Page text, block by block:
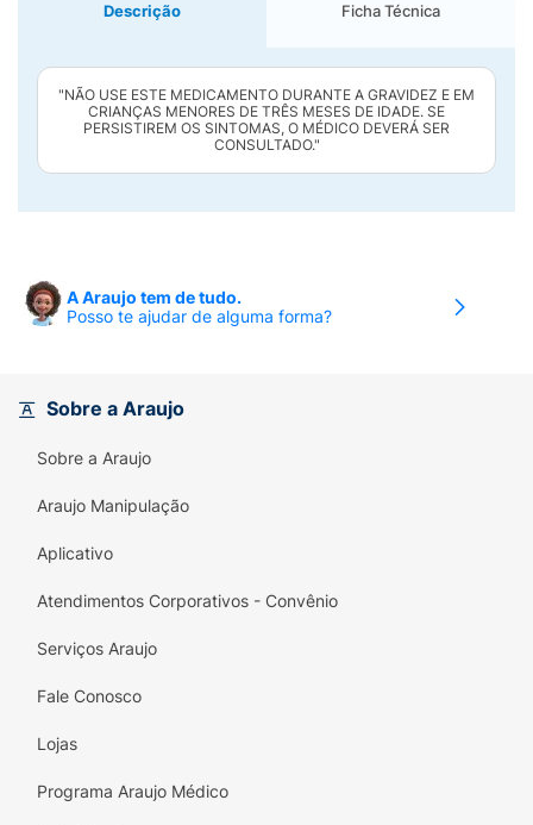
Descrição Ficha Técnica
"NÃO USE ESTE MEDICAMENTO DURANTE A GRAVIDEZ E EM
CRIANÇAS MENORES DE TRÊS MESES DE IDADE. SE
PERSISTIREM OS SINTOMAS, O MÉDICO DEVERÁ SER
CONSULTADO."
A Araujo tem de tudo.
Posso te ajudar de alguma forma?
Sobre a Araujo
Sobre a Araujo
Araujo Manipulação
Aplicativo
Atendimentos Corporativos - Convênio
Serviços Araujo
Fale Conosco
Lojas
Programa Araujo Médico